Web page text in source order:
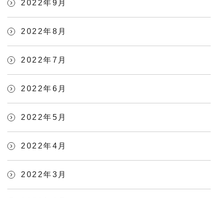
2022年9月
2022年8月
2022年7月
2022年6月
2022年5月
2022年4月
2022年3月